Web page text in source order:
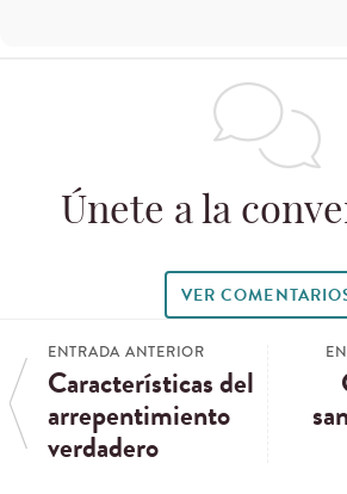
Únete a la
VER
ENTRADA ANTERIOR
Características del
arrepentimiento
verdadero